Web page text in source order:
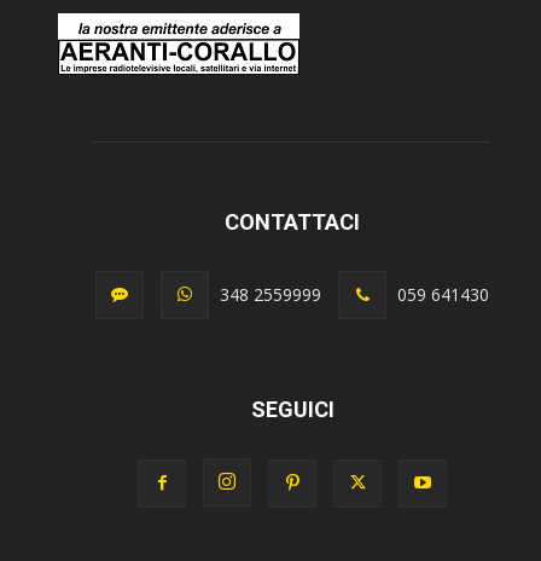
CONTATTACI
348 2559999 059 641430
SEGUICI